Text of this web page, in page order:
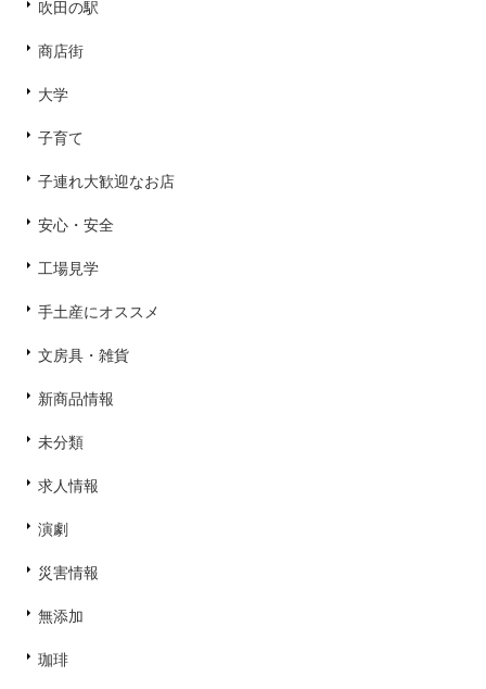
吹田の駅
商店街
大学
子育て
子連れ大歓迎なお店
安心・安全
工場見学
手土産にオススメ
文房具・雑貨
新商品情報
未分類
求人情報
演劇
災害情報
無添加
珈琲